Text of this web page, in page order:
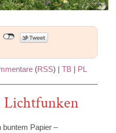
(RSS) | TB | PL
Lichtfunken
Papier –